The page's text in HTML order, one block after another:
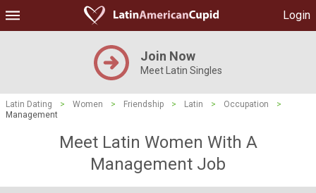
Login
Join Now
Meet Latin Singles
Latin Dating > Women > Friendship > Latin > Occupation
>
Management
Meet Latin Women With A
Management Job